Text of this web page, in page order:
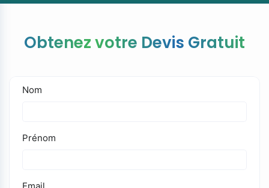
Obtenez votre Devis Gratuit